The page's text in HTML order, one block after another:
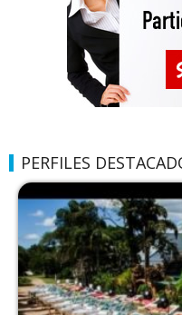
PERFILES